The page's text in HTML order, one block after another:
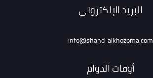
البريد الإلكتروني
info@shahd-alkhozoma.com
أوقات الدوام